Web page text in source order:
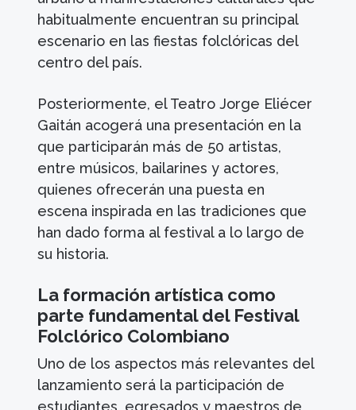
habitualmente encuentran su principal
escenario en las fiestas folclóricas del
centro del país.
Posteriormente, el Teatro Jorge Eliécer
Gaitán acogerá una presentación en la
que participarán más de 50 artistas,
entre músicos, bailarines y actores,
quienes ofrecerán una puesta en
escena inspirada en las tradiciones que
han dado forma al festival a lo largo de
su historia.
La formación artística como
parte fundamental del Festival
Folclórico Colombiano
Uno de los aspectos más relevantes del
lanzamiento será la participación de
estudiantes, egresados y maestros de